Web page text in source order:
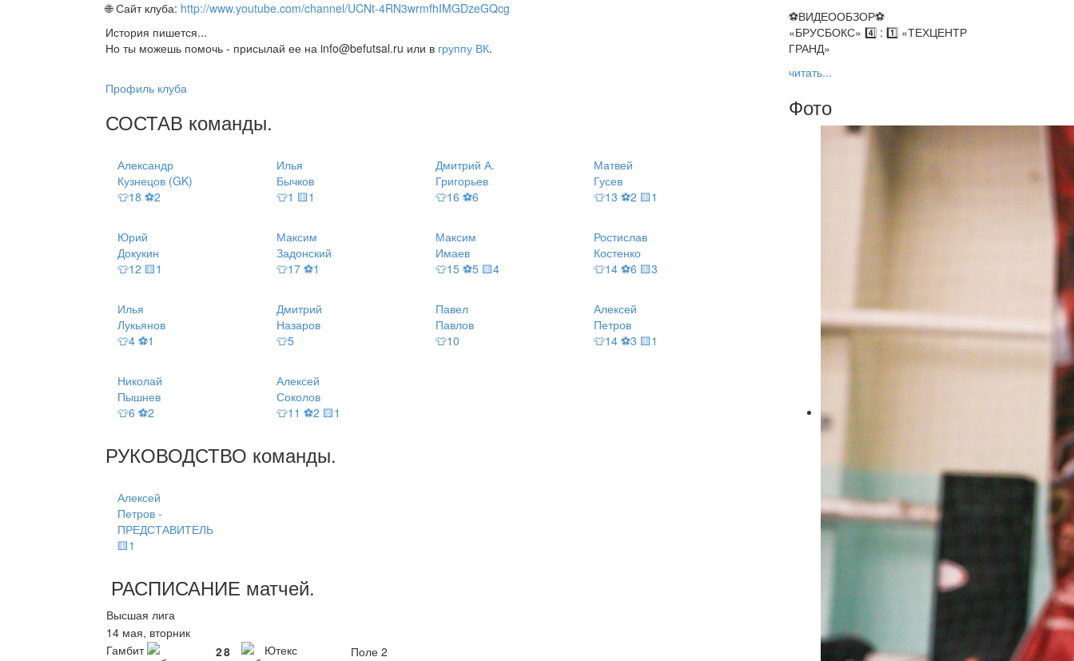
🌐 Сайт клуба: http://www.youtube.com/channel/UCNt-4RN3wrmfhIMGDzeGQcg
История пишется...
Но ты можешь помочь - присылай ее на info@befutsal.ru или в группу ВК.
Профиль клуба
СОСТАВ команды.
Александр
Кузнецов (GK)
👕18 ⚽2
Илья
Бычков
👕1 🟨1
Дмитрий А.
Григорьев
👕16 ⚽6
Матвей
Гусев
👕13 ⚽2 🟨1
Юрий
Докукин
👕12 🟨1
Максим
Задонский
👕17 ⚽1
Максим
Имаев
👕15 ⚽5 🟨4
Ростислав
Костенко
👕14 ⚽6 🟨3
Илья
Лукьянов
👕4 ⚽1
Дмитрий
Назаров
👕5
Павел
Павлов
👕10
Алексей
Петров
👕14 ⚽3 🟨1
Николай
Пышнев
👕6 ⚽2
Алексей
Соколов
👕11 ⚽2 🟨1
РУКОВОДСТВО команды.
Алексей
Петров -
ПРЕДСТАВИТЕЛЬ
🟨1
РАСПИСАНИЕ матчей.
Высшая лига
14 мая, вторник
Гамбит
28 Ютекс
Поле 2
⚽️ВИДЕООБЗОР⚽️
«БРУСБОКС» 4️⃣ : 1️⃣ «ТЕХЦЕНТР
ГРАНД»
читать...
Фото